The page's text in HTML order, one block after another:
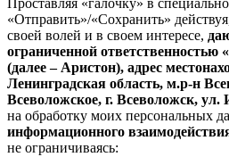
Проставляя «галочку» в
«Отправить»/«Сохранить»
своей волей и в своем интересе,
ограниченной ответственностью
(далее – Аристон), адрес
Ленинградская область, м.р-н
Всеволожское, г. Всеволожск, ул.
на обработку моих персональных
информационного
не ограничиваясь: